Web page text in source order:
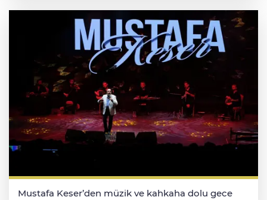
Mustafa Keser’den müzik ve kahkaha dolu gece